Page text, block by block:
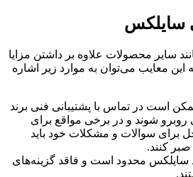
سایلکس
سایر محصولات علاوه بر داشتن مزایا
این معایب می‌توان به موارد زیر اشاره
است در تماس با پشتیبانی فنی برند
شوند و در برخی مواقع برای
برای سوالات و مشکلات خود باید
کنند.
سایلکس محدود است و فاقد گزینه‌های